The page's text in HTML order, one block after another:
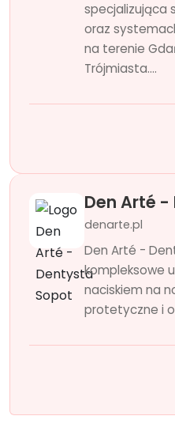
specjalizująca
oraz
na terenie
Trójmiasta....
Den Arté
denarte.pl
Den Arté -
kompleksowe
naciskiem na
protetyczne i